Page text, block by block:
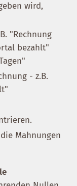
wird,
"Rechnung
bezahlt"
- z.B.
Mahnungen